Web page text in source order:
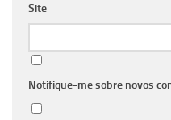
Site
Notifique-me sobre novos